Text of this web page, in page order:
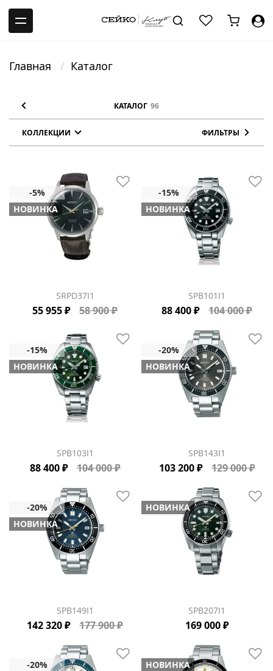
Главная Каталог
КАТАЛОГ 96
КОЛЛЕКЦИИ ФИЛЬТРЫ
НОВИНКА
SRPD37J1
55 955 ₽ 58 900 ₽
НОВИНКА
SPB101J1
88 400 ₽ 104 000 ₽
НОВИНКА
SPB103J1
88 400 ₽ 104 000 ₽
НОВИНКА
SPB143J1
103 200 ₽ 129 000 ₽
НОВИНКА
SPB149J1
142 320 ₽ 177 900 ₽
НОВИНКА
SPB207J1
169 000 ₽
НОВИНКА